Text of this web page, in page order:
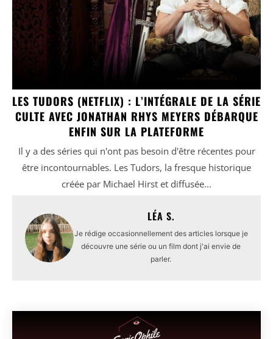
LES TUDORS (NETFLIX) : L’INTÉGRALE DE LA SÉRIE
CULTE AVEC JONATHAN RHYS MEYERS DÉBARQUE
ENFIN SUR LA PLATEFORME
Il y a des séries qui n'ont pas besoin d'être récentes pour
être incontournables. Les Tudors, la fresque historique
créée par Michael Hirst et diffusée...
LÉA S.
Je rédige occasionnellement des articles lorsque je
découvre une série ou un film dont j'ai envie de
parler.